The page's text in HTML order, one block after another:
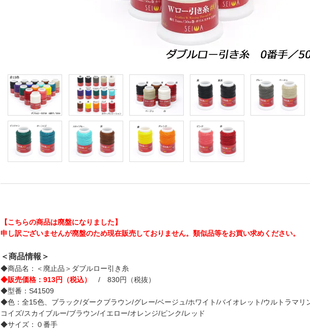
【こちらの商品は廃盤になりました】
申し訳ございませんが廃盤のため現在販売しておりません。類似品等をお買い求めください。
＜商品情報＞
◆商品名：＜廃止品＞ダブルロー引き糸
◆販売価格：913円（税込）
/ 830円（税抜）
◆型番：S41509
◆色：全15色、ブラック/ダークブラウン/グレー/ベージュ/ホワイト/バイオレット/ウルトラマリ
コイズ/スカイブルー/ブラウン/イエロー/オレンジ/ピンク/レッド
◆サイズ：０番手